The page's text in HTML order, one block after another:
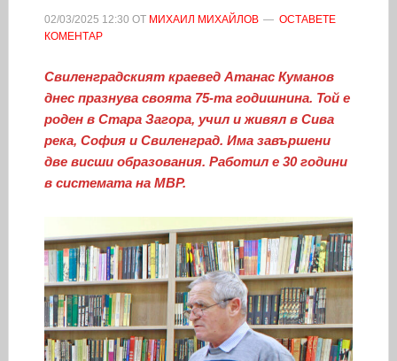
02/03/2025 12:30 ОТ МИХАИЛ МИХАЙЛОВ
ОСТАВЕТЕ
КОМЕНТАР
Свиленградският краевед Атанас Куманов
днес празнува своята 75-та годишнина. Той е
роден в Стара Загора, учил и живял в Сива
река, София и Свиленград. Има завършени
две висши образования. Работил е 30 години
в системата на МВР.